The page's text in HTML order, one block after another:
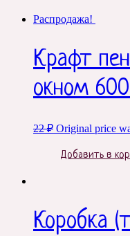
Распродажа!
Крафт
окном
22₽ Original price
Добавить в
Коробка